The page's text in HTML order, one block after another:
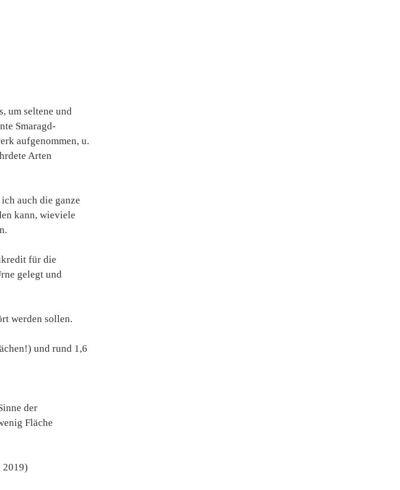
um seltene und
Smaragd-
aufgenommen, u.
Arten
auch die ganze
kann, wieviele
für die
gelegt und
werden sollen.
und rund 1,6
der
Fläche
2019)